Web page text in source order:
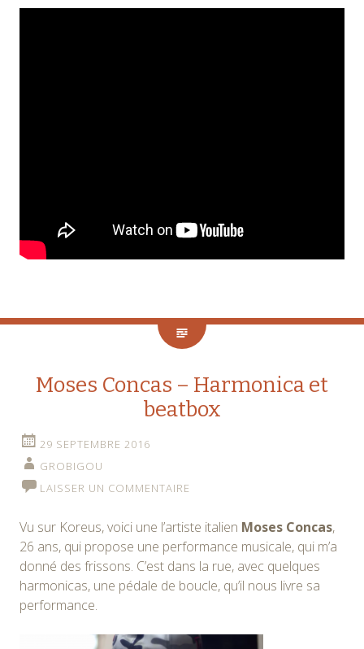
Moses Concas – Harmonica et
beatbox
29 SEPTEMBRE 2016
GROBIGOU
LAISSER UN COMMENTAIRE
Vu sur Koreus, voici une l’artiste italien Moses Concas,
26 ans, qui propose une performance musicale, qui m’a
donné des frissons. C’est dans la rue, avec quelques
harmonicas, une pédale de boucle, qu’il nous livre sa
performance.